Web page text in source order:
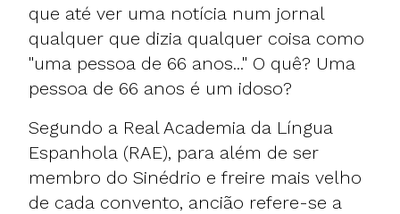
que até ver uma notícia num jornal
qualquer que dizia qualquer coisa como
"uma pessoa de 66 anos..." O quê? Uma
pessoa de 66 anos é um idoso?
Segundo a Real Academia da Língua
Espanhola (RAE), para além de ser
membro do Sinédrio e freire mais velho
de cada convento, ancião refere-se a